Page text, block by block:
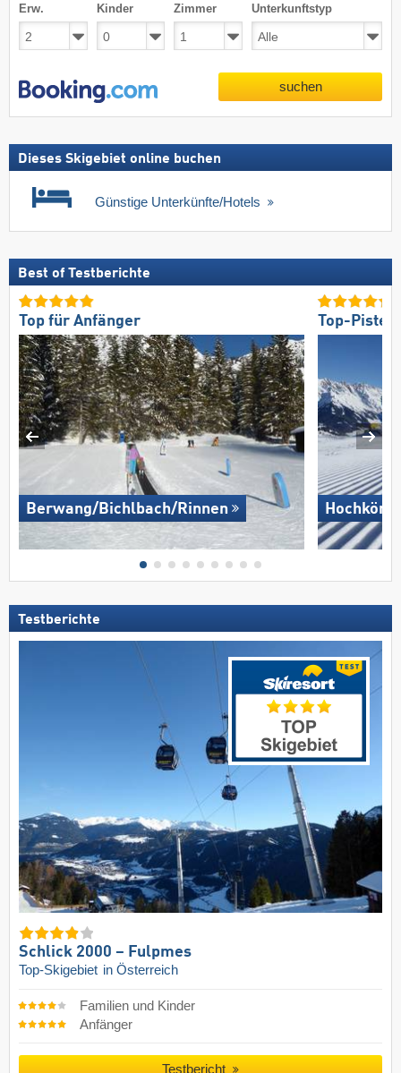
Erw. Kinder Zimmer Unterkunftstyp
suchen
Dieses Skigebiet online buchen
Günstige Unterkünfte/Hotels
Best of Testberichte
Top für Anfänger
Berwang/​Bichlbach/​Rinnen
Top-
Hochkönig
Testberichte
Schlick 2000 – Fulpmes
Top-Skigebiet in Österreich
Familien und Kinder
Anfänger
Testbericht